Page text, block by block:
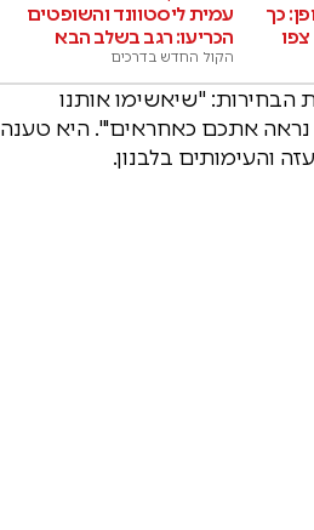
כך
צפו
עמית ליסטוונד והשופטים
הכריעו: רגב בשלב הבא
הקול החדש בדרכים
הבחירות: "שיאשימו אותנו
אתכם כאחראים'". היא טענה
והעימותים בלבנון.